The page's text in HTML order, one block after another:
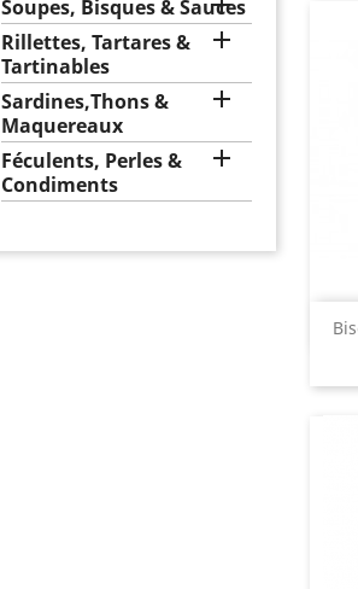
Soupes, Bisques & Sauces
Rillettes, Tartares &
Tartinables

Sardines,Thons &
Maquereaux

Féculents, Perles &
Condiments
